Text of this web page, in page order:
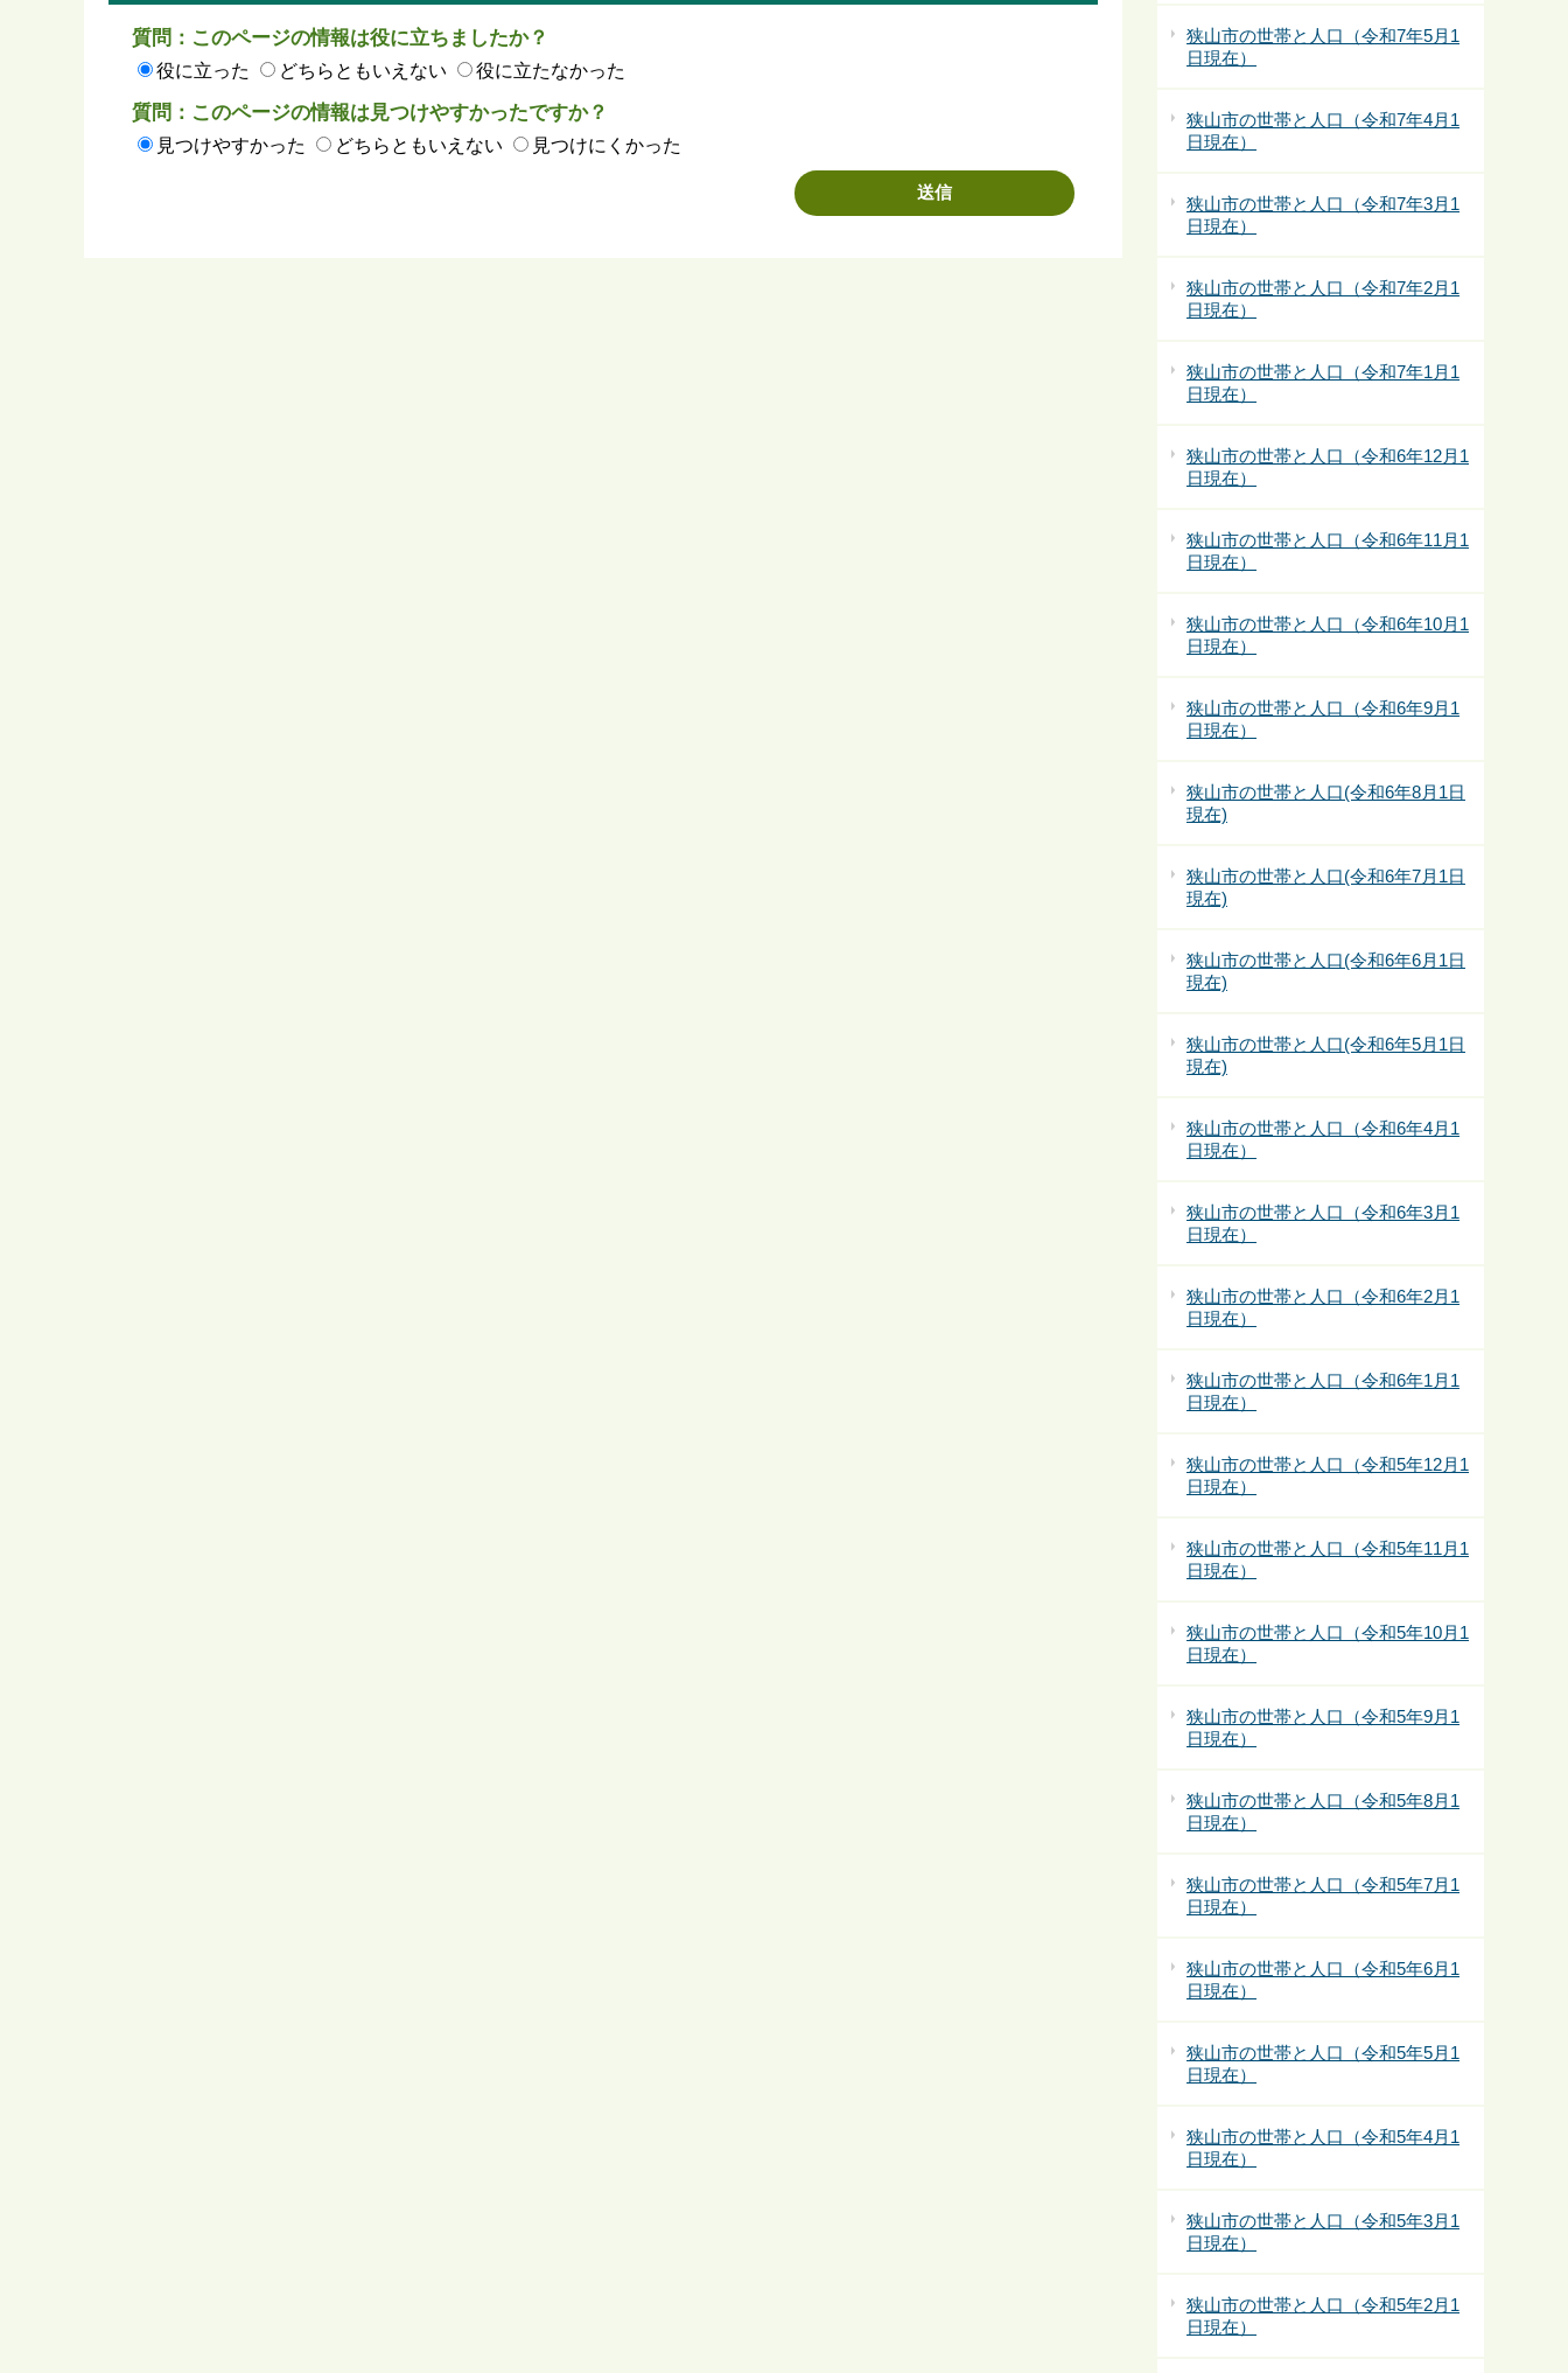
質問：このページの情報は役に立ちましたか？
役に立った どちらともいえない 役に立たなかった
質問：このページの情報は見つけやすかったですか？
見つけやすかった どちらともいえない 見つけにくかった
狭山市の世帯と人口（令和7年5月1
日現在）
狭山市の世帯と人口（令和7年4月1
日現在）
狭山市の世帯と人口（令和7年3月1
日現在）
狭山市の世帯と人口（令和7年2月1
日現在）
狭山市の世帯と人口（令和7年1月1
日現在）
狭山市の世帯と人口（令和6年12月1
日現在）
狭山市の世帯と人口（令和6年11月1
日現在）
狭山市の世帯と人口（令和6年10月1
日現在）
狭山市の世帯と人口（令和6年9月1
日現在）
狭山市の世帯と人口(令和6年8月1日
現在)
狭山市の世帯と人口(令和6年7月1日
現在)
狭山市の世帯と人口(令和6年6月1日
現在)
狭山市の世帯と人口(令和6年5月1日
現在)
狭山市の世帯と人口（令和6年4月1
日現在）
狭山市の世帯と人口（令和6年3月1
日現在）
狭山市の世帯と人口（令和6年2月1
日現在）
狭山市の世帯と人口（令和6年1月1
日現在）
狭山市の世帯と人口（令和5年12月1
日現在）
狭山市の世帯と人口（令和5年11月1
日現在）
狭山市の世帯と人口（令和5年10月1
日現在）
狭山市の世帯と人口（令和5年9月1
日現在）
狭山市の世帯と人口（令和5年8月1
日現在）
狭山市の世帯と人口（令和5年7月1
日現在）
狭山市の世帯と人口（令和5年6月1
日現在）
狭山市の世帯と人口（令和5年5月1
日現在）
狭山市の世帯と人口（令和5年4月1
日現在）
狭山市の世帯と人口（令和5年3月1
日現在）
狭山市の世帯と人口（令和5年2月1
日現在）